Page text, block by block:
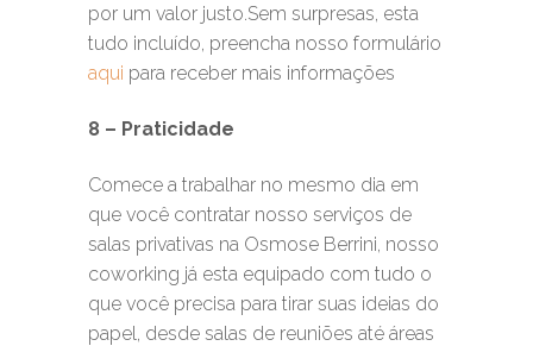
por um valor justo.Sem surpresas, esta
tudo incluído, preencha nosso formulário
aqui para receber mais informações
8 – Praticidade
Comece a trabalhar no mesmo dia em
que você contratar nosso serviços de
salas privativas na Osmose Berrini, nosso
coworking já esta equipado com tudo o
que você precisa para tirar suas ideias do
papel, desde salas de reuniões até áreas